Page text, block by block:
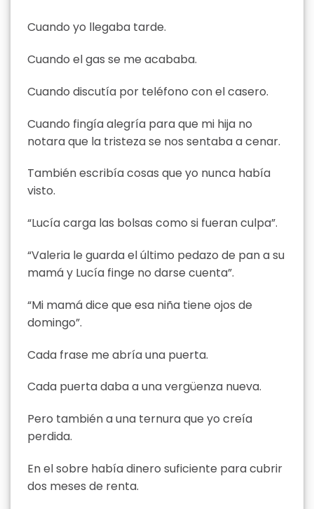
Cuando yo llegaba tarde.
Cuando el gas se me acababa.
Cuando discutía por teléfono con el casero.
Cuando fingía alegría para que mi hija no
notara que la tristeza se nos sentaba a cenar.
También escribía cosas que yo nunca había
visto.
“Lucía carga las bolsas como si fueran culpa”.
“Valeria le guarda el último pedazo de pan a su
mamá y Lucía finge no darse cuenta”.
“Mi mamá dice que esa niña tiene ojos de
domingo”.
Cada frase me abría una puerta.
Cada puerta daba a una vergüenza nueva.
Pero también a una ternura que yo creía
perdida.
En el sobre había dinero suficiente para cubrir
dos meses de renta.